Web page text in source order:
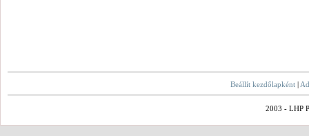
Beállít kezdőlapként |
2003 - LHP